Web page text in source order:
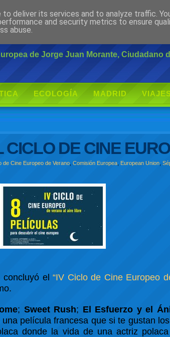
de Jorge Juan Morante, Ciudadano
ECOLOGÍA MADRID
DE CINE
de Cine Europeo de Verano ,Comisión Europea European Union ,
concluyó el“IV Ciclo de Cine Europeo
; Sweet Rush; El Esfuerzo y el
película francesa que si te gustan
donde la vida de una actriz
deliver its services and to analyze traffic.
and security metrics to ensure
abuse.